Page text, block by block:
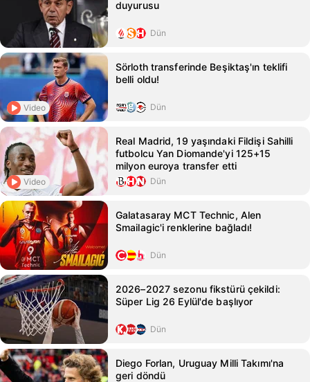
duyurusu
Dün
Video
Sörloth transferinde Beşiktaş'ın teklifi
belli oldu!
Dün
Video
Real Madrid, 19 yaşındaki Fildişi Sahilli
futbolcu Yan Diomande'yi 125+15
milyon euroya transfer etti
Dün
Galatasaray MCT Technic, Alen
Smailagic'i renklerine bağladı!
Dün
2026–2027 sezonu fikstürü çekildi:
Süper Lig 26 Eylül'de başlıyor
Dün
Diego Forlan, Uruguay Milli Takımı'na
geri döndü